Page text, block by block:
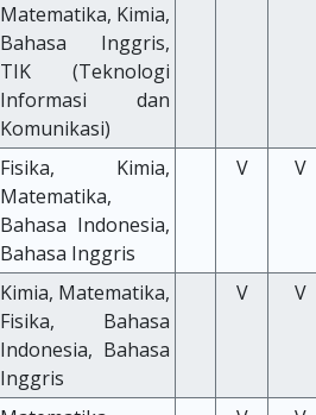
Matematika, Kimia,
Bahasa Inggris,
TIK (Teknologi
Informasi dan
Komunikasi)
Fisika, Kimia,
Matematika,
Bahasa Indonesia,
Bahasa Inggris
V V
Kimia, Matematika,
Fisika, Bahasa
Indonesia, Bahasa
Inggris
V V